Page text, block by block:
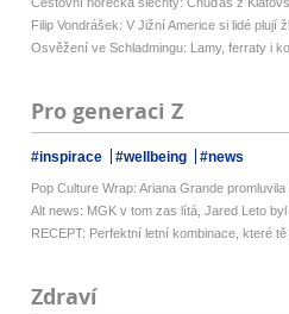
Filip Vondrášek: V Jižní Americe si lidé plují
Osvěžení ve Schladmingu: Lamy, ferraty i
Pro generaci Z
#inspirace #wellbeing #news
Pop Culture Wrap: Ariana Grande
Alt news: MGK v tom zas lítá, Jared Leto byl
RECEPT: Perfektní letní kombinace, které
Zdraví